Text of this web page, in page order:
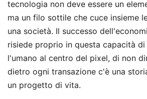
tecnologia non deve essere un
ma un filo sottile che cuce insieme
una società. Il successo
risiede proprio in questa capacità di
l'umano al centro del pixel, di non
dietro ogni transazione c'è una
un progetto di vita.